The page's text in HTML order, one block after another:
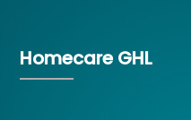
Homecare GHL